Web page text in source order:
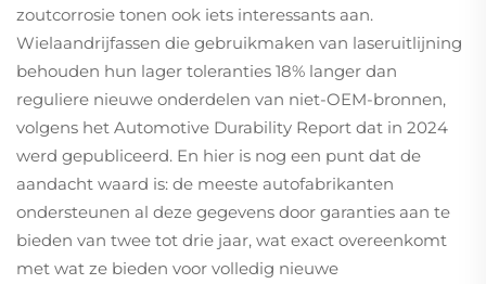
zoutcorrosie tonen ook iets interessants aan.
Wielaandrijfassen die gebruikmaken van laseruitlijning
behouden hun lager toleranties 18% langer dan
reguliere nieuwe onderdelen van niet-OEM-bronnen,
volgens het Automotive Durability Report dat in 2024
werd gepubliceerd. En hier is nog een punt dat de
aandacht waard is: de meeste autofabrikanten
ondersteunen al deze gegevens door garanties aan te
bieden van twee tot drie jaar, wat exact overeenkomt
met wat ze bieden voor volledig nieuwe